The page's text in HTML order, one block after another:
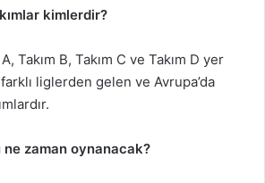
kimlerdir?
Takım B, Takım C ve Takım D yer
liglerden gelen ve Avrupa’da
zaman oynanacak?